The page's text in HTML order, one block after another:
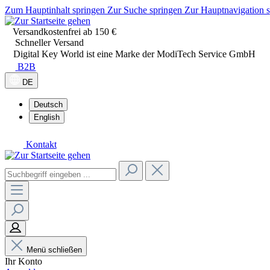
Zum Hauptinhalt springen Zur Suche springen Zur Hauptnavigation
Versandkostenfrei ab 150 €
Schneller Versand
Digital Key World ist eine Marke der ModiTech Service GmbH
B2B
DE
Deutsch
English
Kontakt
Menü schließen
Ihr Konto